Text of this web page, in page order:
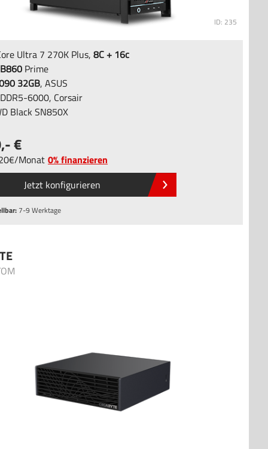
ID: 235
Ultra 7 270K Plus, 8C + 16c
B860 Prime
32GB, ASUS
DDR5-6000, Corsair
Black SN850X
,-
/Monat 0% finanzieren
Jetzt konfigurieren
7-9 Werktage